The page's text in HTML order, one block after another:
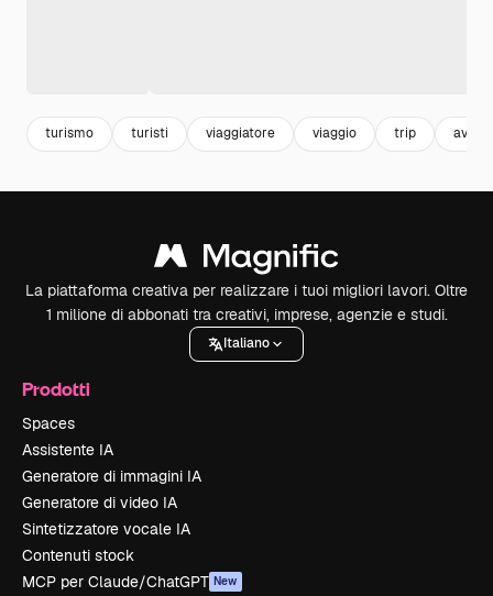
turismo turisti viaggiatore viaggio trip
La piattaforma creativa per realizzare i tuoi migliori lavori. Oltre
1 milione di abbonati tra creativi, imprese, agenzie e studi.
Italiano
Prodotti
Spaces
Assistente IA
Generatore di immagini IA
Generatore di video IA
Sintetizzatore vocale IA
Contenuti stock
MCP per Claude/ChatGPT New